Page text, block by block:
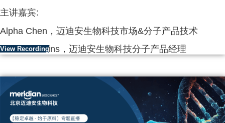
主讲嘉宾:
Alpha Chen，迈迪安生物科技市场&分子产品技术
Steve Hawkins，迈迪安生物科技分子产品经理
View Recording